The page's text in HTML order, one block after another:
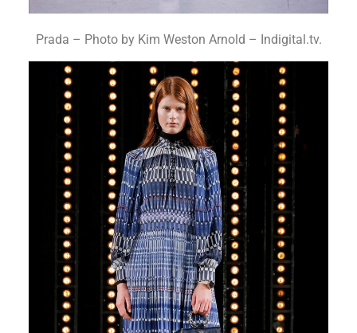
Prada – Photo by Kim Weston Arnold – Indigital.tv.